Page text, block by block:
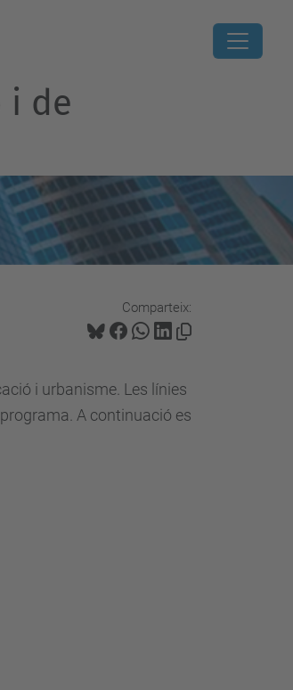
i de
Comparteix:
i urbanisme. Les línies
A continuació es